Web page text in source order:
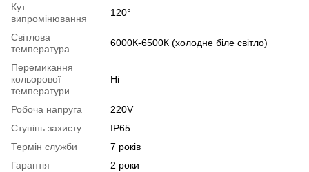
Кут
випромінювання
120°
Світлова
температура
6000К-6500К (холодне біле світло)
Перемикання
кольорової
температури
Ні
Робоча напруга
220V
Ступінь захисту
IP65
Термін служби
7 років
Гарантія
2 роки